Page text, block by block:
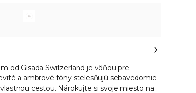
od Gisada Switzerland je vôňou pre
a ambrové tóny stelesňujú sebavedomie
cestou. Nárokujte si svoje miesto na